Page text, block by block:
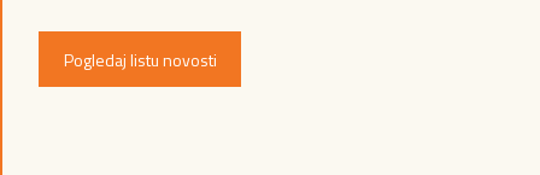
Pogledaj listu novosti